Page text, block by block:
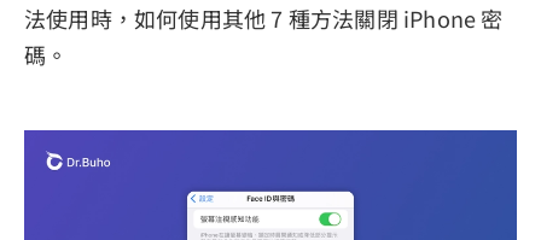
法使用時，如何使用其他 7 種方法關閉 iPhone 密
碼。